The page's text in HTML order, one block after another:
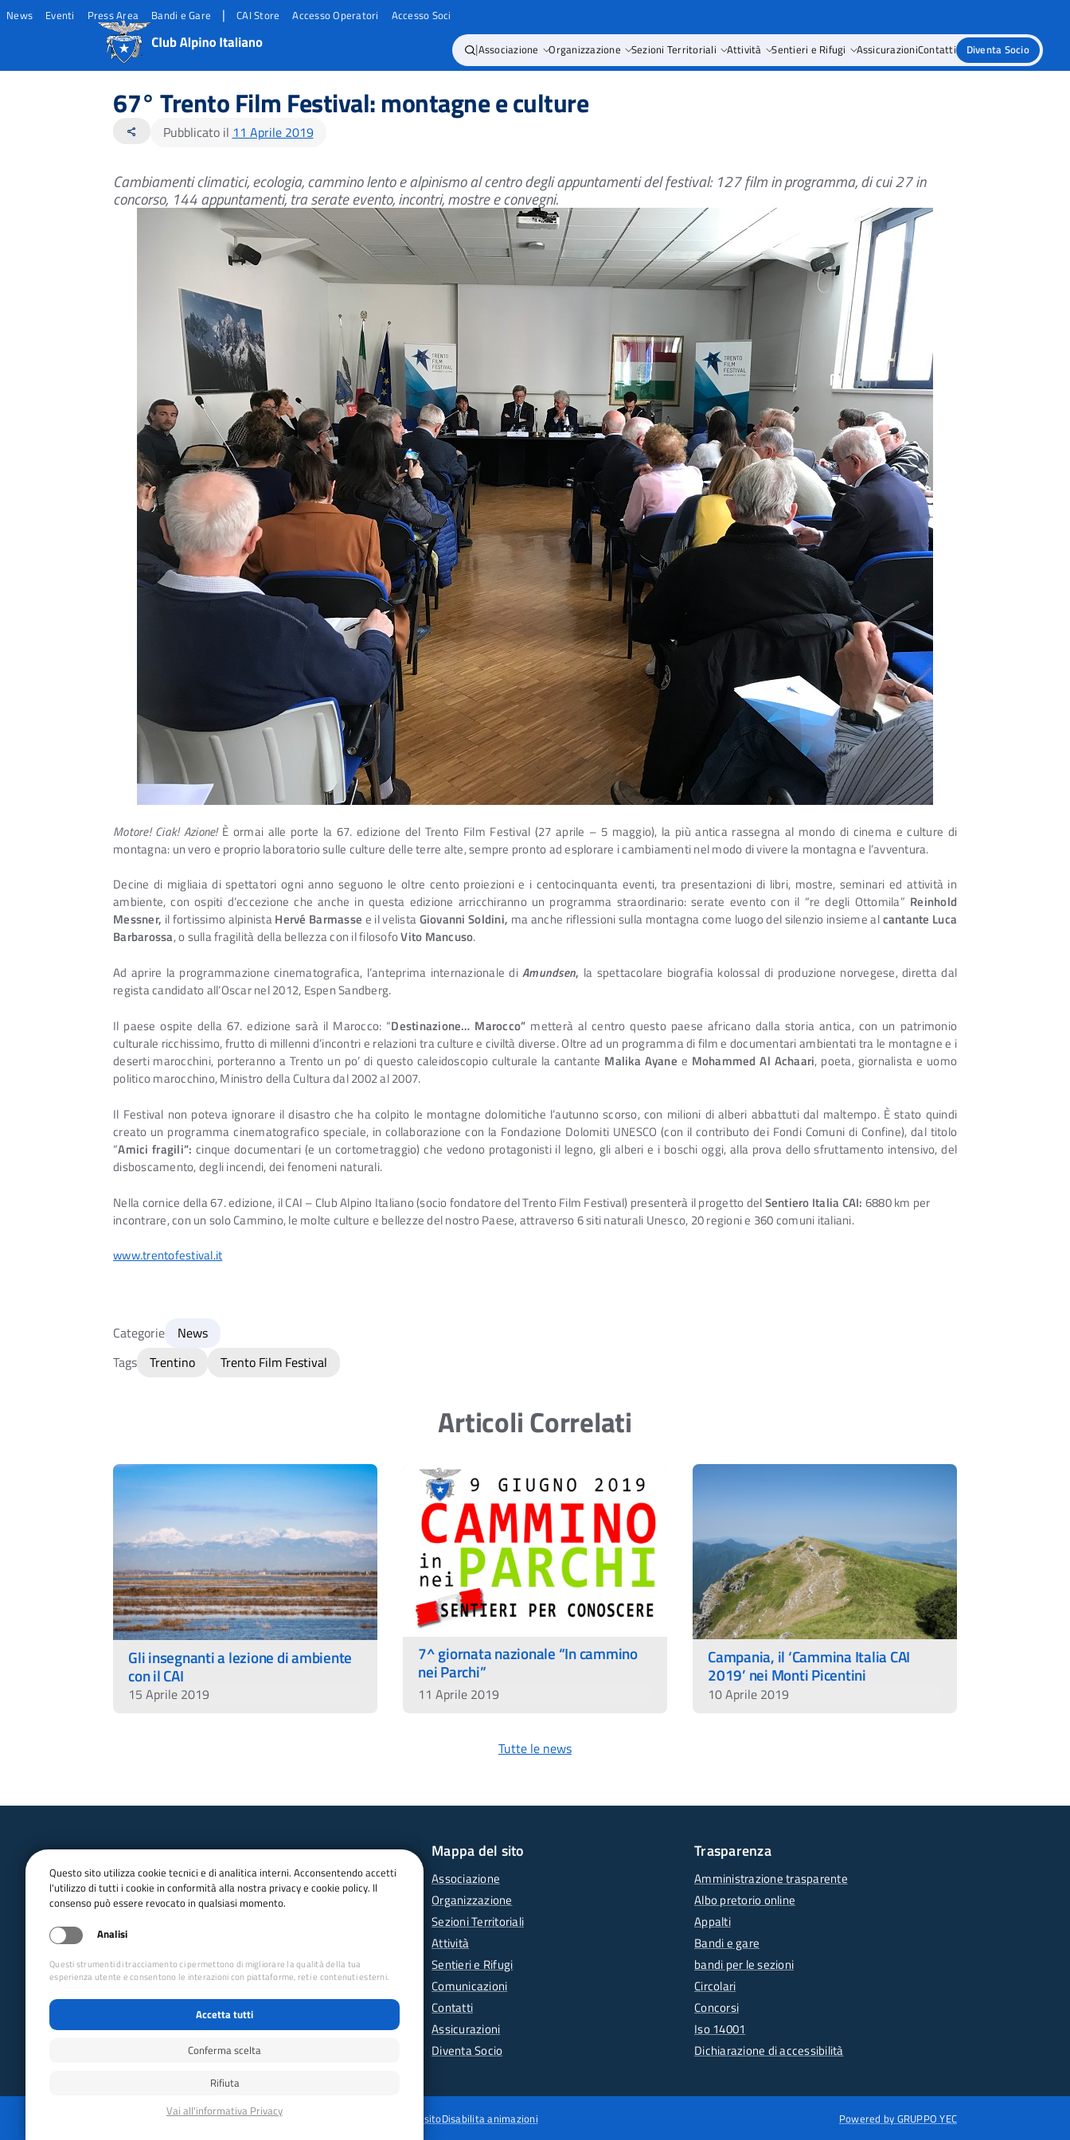
News Eventi Press Area Bandi e Gare | CAI Store Accesso Operatori Accesso Soci
|Associazione Organizzazione Sezioni Territoriali Attività Sentieri e Rifugi AssicurazioniContatti Diventa Socio
67° Trento Film Festival: montagne e culture
share Pubblicato il 11 Aprile 2019
Cambiamenti climatici, ecologia, cammino lento e alpinismo al centro degli appuntamenti del festival: 127 film in programma, di cui 27 in
concorso, 144 appuntamenti, tra serate evento, incontri, mostre e convegni.
Motore! Ciak! Azione!È ormai alle porte la 67. edizione del Trento Film Festival (27 aprile – 5 maggio), la più antica rassegna al mondo di cinema e culture di
montagna: un vero e proprio laboratorio sulle culture delle terre alte, sempre pronto ad esplorare i cambiamenti nel modo di vivere la montagna e l’avventura.
Decine di migliaia di spettatori ogni anno seguono le oltre cento proiezioni e i centocinquanta eventi, tra presentazioni di libri, mostre, seminari ed attività in
ambiente, con ospiti d’eccezione che anche in questa edizione arricchiranno un programma straordinario: serate evento con il “re degli Ottomila” Reinhold
Messner, il fortissimo alpinistaHervé Barmasse e il velistaGiovanni Soldini, ma anche riflessioni sulla montagna come luogo del silenzio insieme alcantante Luca
Barbarossa, o sulla fragilità della bellezza con il filosofoVito Mancuso.
Ad aprire la programmazione cinematografica, l’anteprima internazionale diAmundsen, la spettacolare biografia kolossal di produzione norvegese, diretta dal
regista candidato all’Oscar nel 2012, Espen Sandberg.
Il paese ospite della 67. edizione sarà il Marocco: “Destinazione… Marocco” metterà al centro questo paese africano dalla storia antica, con un patrimonio
culturale ricchissimo, frutto di millenni d’incontri e relazioni tra culture e civiltà diverse. Oltre ad un programma di film e documentari ambientati tra le montagne e i
deserti marocchini, porteranno a Trento un po’ di questo caleidoscopio culturale la cantante Malika Ayane e Mohammed Al Achaari, poeta, giornalista e uomo
politico marocchino, Ministro della Cultura dal 2002 al 2007.
Il Festival non poteva ignorare il disastro che ha colpito le montagne dolomitiche l’autunno scorso, con milioni di alberi abbattuti dal maltempo. È stato quindi
creato un programma cinematografico speciale, in collaborazione con la Fondazione Dolomiti UNESCO (con il contributo dei Fondi Comuni di Confine), dal titolo
“Amici fragili”: cinque documentari (e un cortometraggio) che vedono protagonisti il legno, gli alberi e i boschi oggi, alla prova dello sfruttamento intensivo, del
disboscamento, degli incendi, dei fenomeni naturali.
Nella cornice della 67. edizione, il CAI – Club Alpino Italiano (socio fondatore del Trento Film Festival) presenterà il progetto delSentiero Italia CAI: 6880 km per
incontrare, con un solo Cammino, le molte culture e bellezze del nostro Paese, attraverso 6 siti naturali Unesco, 20 regioni e 360 comuni italiani.
www.trentofestival.it
Categorie
News
Tags
Trentino Trento Film Festival
Articoli Correlati
Gli insegnanti a lezione di ambiente
con il CAI
15 Aprile 2019
7^ giornata nazionale “In cammino
nei Parchi”
11 Aprile 2019
Campania, il ‘Cammina Italia CAI
2019’ nei Monti Picentini
10 Aprile 2019
Tutte le news
P.IVA 03654880156
Via Petrella 19 - 20124 Milano
seguici su
Mappa del sito
Associazione
Organizzazione
Sezioni Territoriali
Attività
Sentieri e Rifugi
Comunicazioni
Contatti
Assicurazioni
Diventa Socio
Trasparenza
Amministrazione trasparente
Albo pretorio online
Appalti
Bandi e gare
bandi per le sezioni
Circolari
Concorsi
Iso 14001
Dichiarazione di accessibilità
Reimposta preferenze cookie Mappa del sitoDisabilita animazioni Powered by GRUPPO YEC
Questo sito utilizza cookie tecnici e di analitica interni. Acconsentendo accetti
l'utilizzo di tutti i cookie in conformità alla nostra privacy e cookie policy. Il
consenso può essere revocato in qualsiasi momento.
Analisi
Questi strumenti di tracciamento ci permettono di migliorare la qualità della tua
esperienza utente e consentono le interazioni con piattaforme, reti e contenuti esterni.
Accetta tutti
Conferma scelta
Rifiuta